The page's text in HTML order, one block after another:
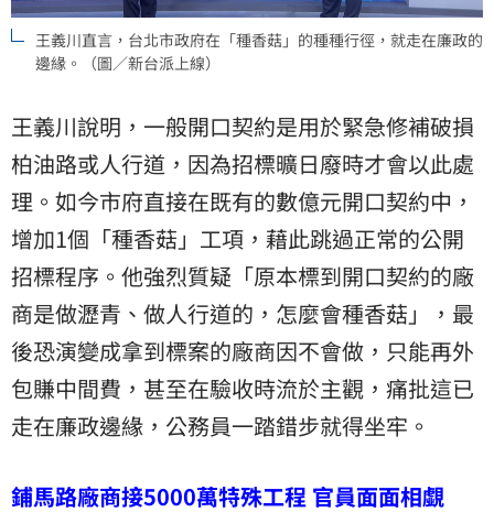
王義川直言，台北市政府在「種香菇」的種種行徑，就走在廉政的
邊緣。（圖／新台派上線）
王義川說明，一般開口契約是用於緊急修補破損
柏油路或人行道，因為招標曠日廢時才會以此處
理。如今市府直接在既有的數億元開口契約中，
增加1個「種香菇」工項，藉此跳過正常的公開
招標程序。他強烈質疑「原本標到開口契約的廠
商是做瀝青、做人行道的，怎麼會種香菇」，最
後恐演變成拿到標案的廠商因不會做，只能再外
包賺中間費，甚至在驗收時流於主觀，痛批這已
走在廉政邊緣，公務員一踏錯步就得坐牢。
鋪馬路廠商接5000萬特殊工程 官員面面相覷